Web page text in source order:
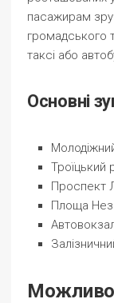
пасажирам
громадського
таксі або
Основні
Троїцький
Проспект
Площа